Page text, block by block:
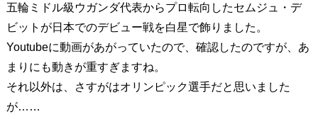
五輪ミドル級ウガンダ代表からプロ転向したセムジュ・デ
ビットが日本でのデビュー戦を白星で飾りました。
Youtubeに動画があがっていたので、確認したのですが、あ
まりにも動きが重すぎますね。
それ以外は、さすがはオリンピック選手だと思いました
が……